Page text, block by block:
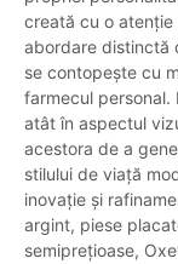
creată cu o
abordare distinctă
se contopește cu
farmecul personal.
atât în aspectul
acestora de a
stilului de viață
inovație și
argint, piese
semiprețioase,